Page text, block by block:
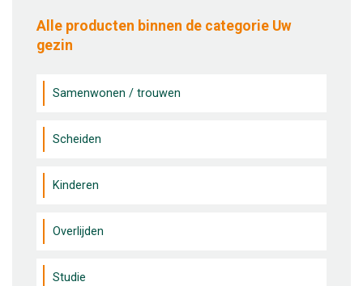
Alle producten binnen de categorie Uw
gezin
Samenwonen / trouwen
Scheiden
Kinderen
Overlijden
Studie